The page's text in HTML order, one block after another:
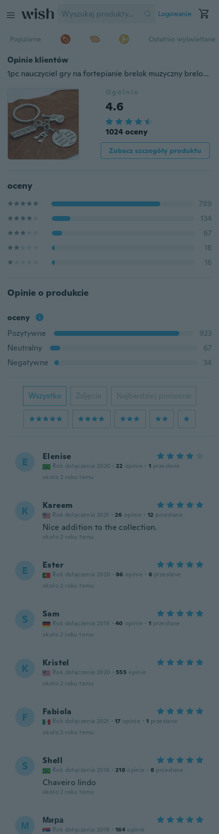
Logowanie
Popularne Ostatnio wyświetlane
Opinie klientów
1pc nauczyciel gry na fortepianie brelok muzyczny brelok pianista prezent nuta gitara wisiorek na ręcznie robioną biżuterię rób to, co kochasz
Ogólnie
4.6
1024 oceny
Zobacz szczegóły produktu
oceny
789
134
67
18
16
Opinie o produkcie
oceny
Pozytywne
923
Neutralny
67
Negatywne
34
Wszystko Zdjęcie Najbardziej pomocne
E Elenise
Rok dołączenia 2020 · 22 opinie · 1 przesłane
około 2 roku temu
K Kareem
Rok dołączenia 2021 · 26 opinie · 12 przesłane
Nice addition to the collection.
około 2 roku temu
E Ester
Rok dołączenia 2020 · 86 opinie · 6 przesłane
około 2 roku temu
S Sam
Rok dołączenia 2019 · 40 opinie · 1 przesłane
około 2 roku temu
K Kristel
Rok dołączenia 2020 · 555 opinie
około 2 roku temu
F Fabiola
Rok dołączenia 2021 · 17 opinie · 1 przesłane
około 2 roku temu
S Shell
Rok dołączenia 2016 · 218 opinie · 8 przesłane
Chaveiro lindo
około 2 roku temu
М Мира
Rok dołączenia 2018 · 164 opinie